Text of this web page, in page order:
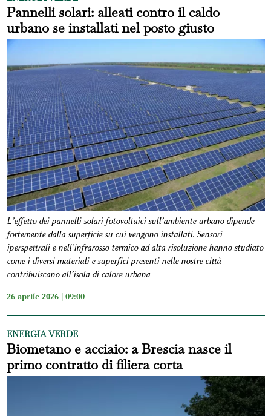
Pannelli solari: alleati contro il caldo
urbano se installati nel posto giusto
L’effetto dei pannelli solari fotovoltaici sull’ambiente urbano dipende
fortemente dalla superficie su cui vengono installati. Sensori
iperspettrali e nell’infrarosso termico ad alta risoluzione hanno studiato
come i diversi materiali e superfici presenti nelle nostre città
contribuiscano all’isola di calore urbana
26 aprile 2026 | 09:00
ENERGIA VERDE
Biometano e acciaio: a Brescia nasce il
primo contratto di filiera corta